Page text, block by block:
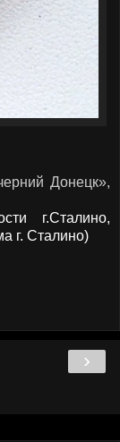
Донецк»,
г.Сталино,
г. Сталино)
›